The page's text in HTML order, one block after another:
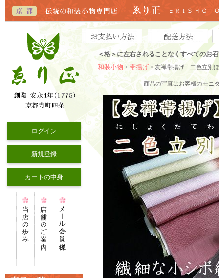
ログイン
新規登録
カートの中身
＜格＞に左右されることなくすべてのお
和装小物 > 帯揚げ > 友禅帯揚げ 二色立別
商品の写真はお客様のモニ